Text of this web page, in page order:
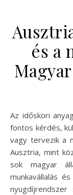
és a
Az időskori anyagi biztonság mindenki számára kiemelten
fontos kérdés,
vagy tervezik a
Ausztria, mint
sok magyar
munkavállalás
nyugdíjrendszer